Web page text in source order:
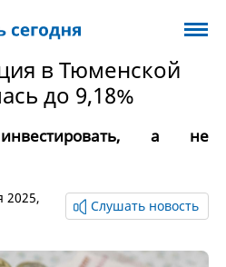
в Тюменской
до 9,18%
а не
2025,
Слушать новость